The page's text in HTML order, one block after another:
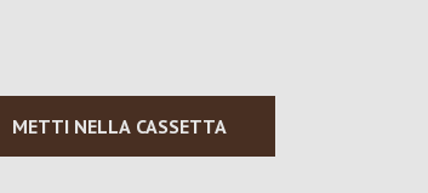
METTI NELLA CASSETTA